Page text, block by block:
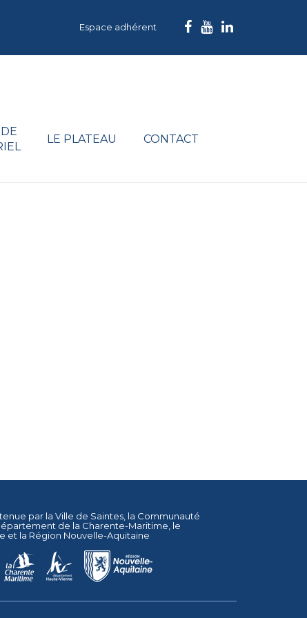
Espace adhérent
LE PLATEAU CONTACT
par la Ville de Saintes , la Communauté
de la Charente-Maritime , le
et la Région Nouvelle-Aquitaine